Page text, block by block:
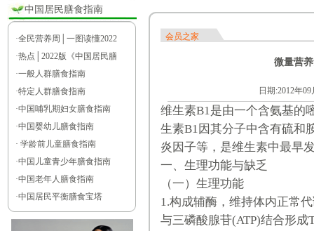
中国居民膳食指南
·全民营养周│一图读懂2022
·热点│2022版《中国居民膳
·一般人群膳食指南
·特定人群膳食指南
·中国哺乳期妇女膳食指南
·中国婴幼儿膳食指南
· 学龄前儿童膳食指南
·中国儿童青少年膳食指南
·中国老年人膳食指南
·中国居民平衡膳食宝塔
会员之家
微量营
日期:2012年
维生素B1是由一个含氨基的
生素B1因其分子中含有硫和
炎因子等，是维生素中最早
一、生理功能与缺乏
（一）生理功能
1.构成辅酶，维持体内正常
与三磷酸腺苷(ATP)结合形成